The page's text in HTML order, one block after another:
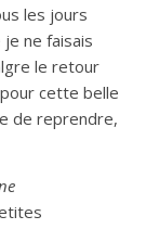
les jours
je ne faisais
le retour
cette belle
de reprendre,